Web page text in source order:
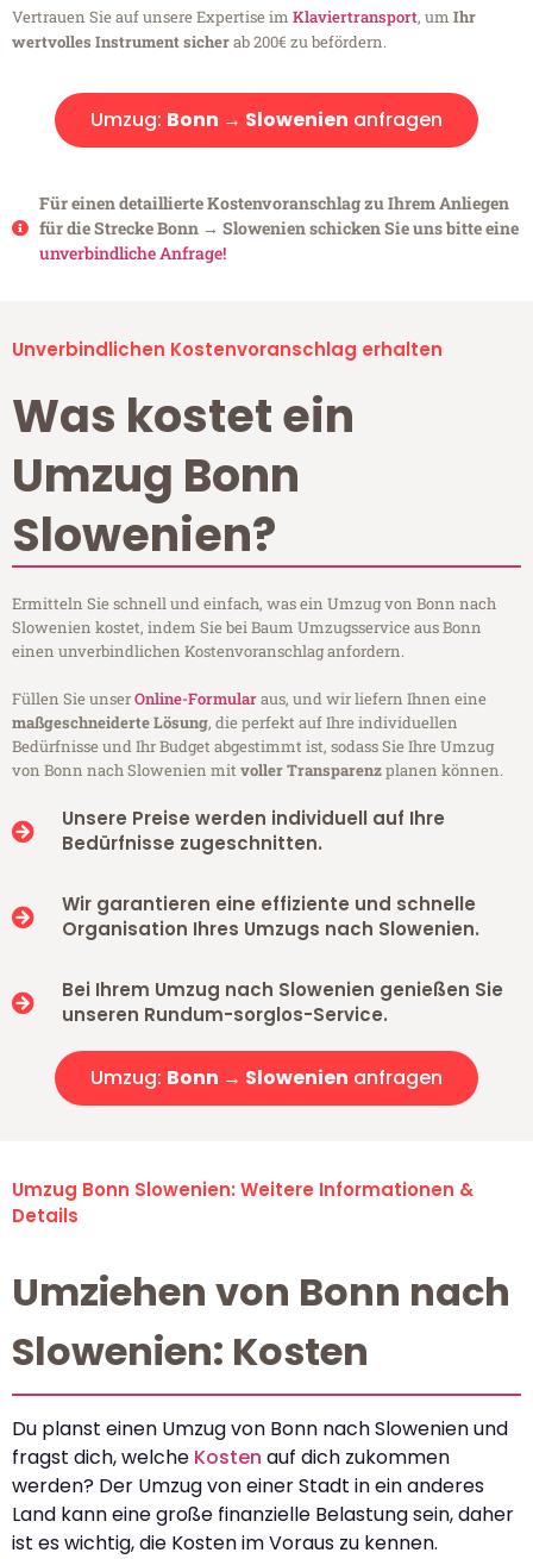
Vertrauen Sie auf unsere Expertise im Klaviertransport, um Ihr
wertvolles Instrument sicherab 200€ zu befördern.
Umzug: Bonn → Slowenien anfragen
Für einen detaillierte Kostenvoranschlag zu Ihrem Anliegen
für die Strecke Bonn → Slowenien schicken Sie uns bitte eine
unverbindliche Anfrage!
Unverbindlichen Kostenvoranschlag erhalten
Was kostet ein
Umzug Bonn
Slowenien?
Ermitteln Sie schnell und einfach, was ein Umzug von Bonn nach
Slowenien kostet, indem Sie bei Baum Umzugsservice aus Bonn
einen unverbindlichen Kostenvoranschlag anfordern.
Füllen Sie unserOnline-Formularaus, und wir liefern Ihnen eine
maßgeschneiderte Lösung, die perfekt auf Ihre individuellen
Bedürfnisse und Ihr Budget abgestimmt ist, sodass Sie Ihre Umzug
von Bonn nach Slowenien mitvoller Transparenzplanen können.
Unsere Preise werden individuell auf Ihre
Bedürfnisse zugeschnitten.
Wir garantieren eine effiziente und schnelle
Organisation Ihres Umzugs nach Slowenien.
Bei Ihrem Umzug nach Slowenien genießen Sie
unseren Rundum-sorglos-Service.
Umzug: Bonn → Slowenien anfragen
Umzug Bonn Slowenien: Weitere Informationen &
Details
Umziehen von Bonn nach
Slowenien: Kosten
Du planst einen Umzug von Bonn nach Slowenien und
fragst dich, welche Kosten auf dich zukommen
werden? Der Umzug von einer Stadt in ein anderes
Land kann eine große finanzielle Belastung sein, daher
ist es wichtig, die Kosten im Voraus zu kennen.